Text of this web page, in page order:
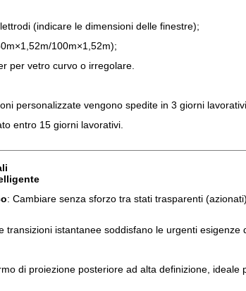
(indicare le dimensioni delle finestre);
100m×1,52m);
per vetro curvo o irregolare.
personalizzate vengono spedite in 3 giorni
entro 15 giorni lavorativi.
: Cambiare senza sforzo tra stati trasparenti
transizioni istantanee soddisfano le urgenti
di proiezione posteriore ad alta definizione,